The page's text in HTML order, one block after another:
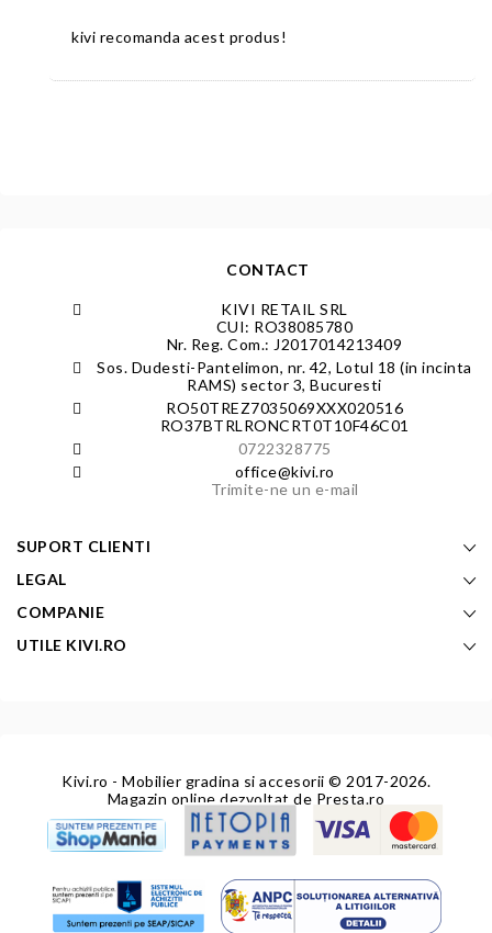
kivi recomanda acest produs!
CONTACT
KIVI RETAIL SRL
CUI: RO38085780
Nr. Reg. Com.: J2017014213409
Sos. Dudesti-Pantelimon, nr. 42, Lotul 18 (in incinta
RAMS) sector 3, Bucuresti
RO50TREZ7035069XXX020516
RO37BTRLRONCRT0T10F46C01
0722328775
office@kivi.ro
Trimite-ne un e-mail
SUPORT CLIENTI
LEGAL
COMPANIE
UTILE KIVI.RO
Kivi.ro - Mobilier gradina si accesorii © 2017-2026.
Magazin online dezvoltat de Presta.ro